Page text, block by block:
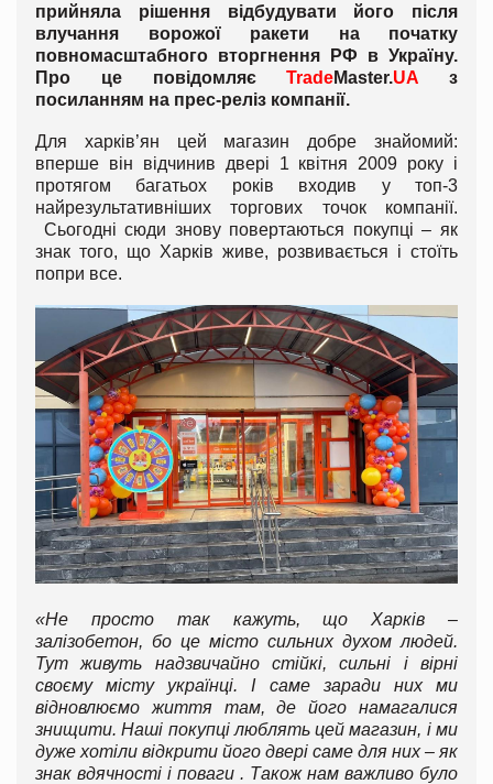
прийняла рішення відбудувати його після
влучання ворожої ракети на початку
повномасштабного вторгнення РФ в Україну.
Про це повідомляєTradeMaster.UA з
посиланням на прес-реліз компанії.
Для харків’ян цей магазин добре знайомий:
вперше він відчинив двері 1 квітня 2009 року і
протягом багатьох років входив у топ-3
найрезультативніших торгових точок компанії.
Cьогодні сюди знову повертаються покупці – як
знак того, що Харків живе, розвивається і стоїть
попри все.
«Не просто так кажуть, що Харків –
залізобетон, бо це місто сильних духом людей.
Тут живуть надзвичайно стійкі, сильні і вірні
своєму місту українці. І саме заради них ми
відновлюємо життя там, де його намагалися
знищити. Наші покупці люблять цей магазин, і ми
дуже хотіли відкрити його двері саме для них – як
знак вдячності і поваги . Також нам важливо було